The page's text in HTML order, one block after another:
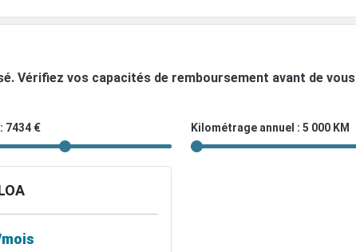
Vérifiez vos capacités de remboursement avant de vous
7434 € Kilométrage annuel : 5 000 KM